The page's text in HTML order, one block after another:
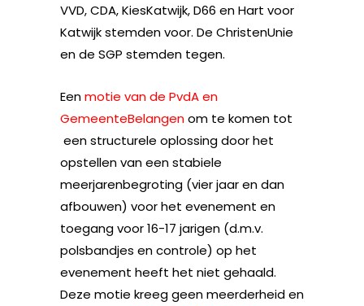
VVD, CDA, KiesKatwijk, D66 en Hart voor
Katwijk stemden voor. De ChristenUnie
en de SGP stemden tegen.
Eenmotie van de PvdA en
GemeenteBelangenom te komen tot
een structurele oplossing door het
opstellen van een stabiele
meerjarenbegroting (vier jaar en dan
afbouwen) voor het evenement en
toegang voor 16-17 jarigen (d.m.v.
polsbandjes en controle) op het
evenement heeft het niet gehaald.
Deze motie kreeg geen meerderheid en